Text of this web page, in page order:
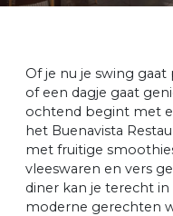
Of je nu je swing
of een dagje gaat
ochtend begint met
het Buenavista
met fruitige
vleeswaren en vers
diner kan je terecht in
moderne gerechten